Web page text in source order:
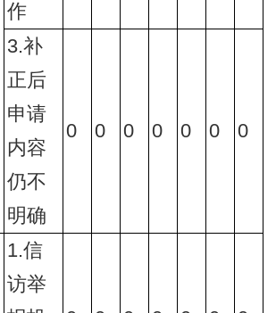
作
3.补
正后
申请
内容
仍不
明确
0 0 0 0 0 0 0
1.信
访举